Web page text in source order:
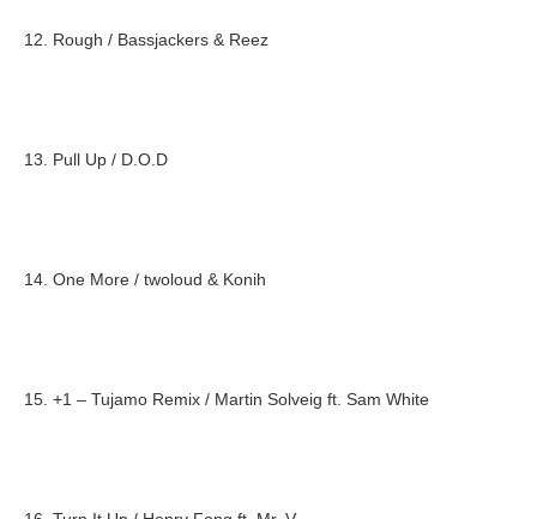
12. Rough / Bassjackers & Reez
13. Pull Up / D.O.D
14. One More / twoloud & Konih
15. +1 – Tujamo Remix / Martin Solveig ft. Sam White